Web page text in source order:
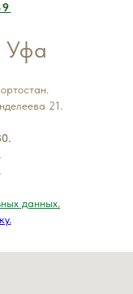
21.
данных.